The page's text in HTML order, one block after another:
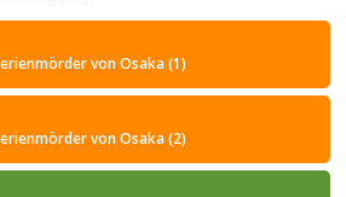
von Osaka (1)
von Osaka (2)